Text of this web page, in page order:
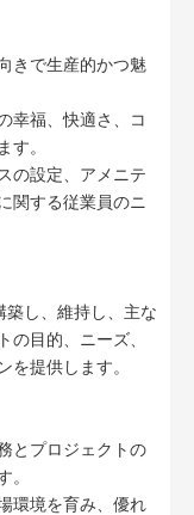
きで生産的かつ魅
幸福、快適さ、コ
す。
の設定、アメニテ
関する従業員のニ
築し、維持し、主な
の目的、ニーズ、
を提供します。
とプロジェクトの
。
環境を育み、優れ